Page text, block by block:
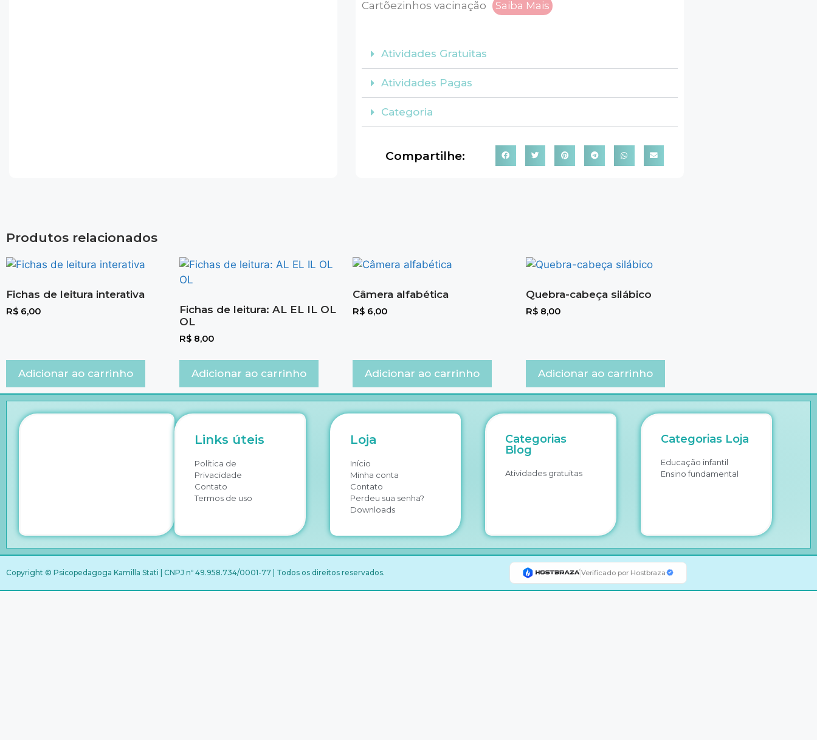
Cartõezinhos vacinação Saiba Mais
Atividades Gratuitas
Atividades Pagas
Categoria
Compartilhe:
Produtos relacionados
Fichas de leitura interativa
R$ 6,00
Adicionar ao carrinho
Fichas de leitura: AL EL IL OL
OL
R$ 8,00
Adicionar ao carrinho
Câmera alfabética
R$ 6,00
Adicionar ao carrinho
Quebra-cabeça silábico
R$ 8,00
Adicionar ao carrinho
Links úteis
Política de
Privacidade
Contato
Termos de uso
Loja
Início
Minha conta
Contato
Perdeu sua senha?
Downloads
Categorias
Blog
Atividades gratuitas
Categorias Loja
Educação infantil
Ensino fundamental
Copyright © Psicopedagoga Kamilla Stati | CNPJ nº 49.958.734/0001-77 | Todos os direitos reservados.